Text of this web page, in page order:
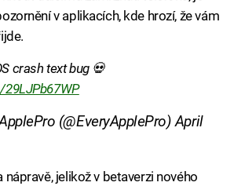
v aplikacích, kde hrozí, že vám
crash text bug 💀
(@EveryApplePro)April
nápravě, jelikož v betaverzi nového